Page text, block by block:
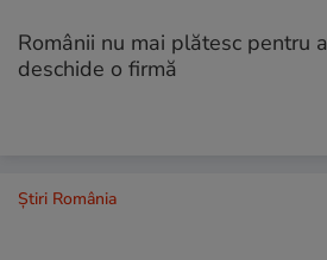
Românii nu mai plătesc pentru a
deschide o firmă
Știri România